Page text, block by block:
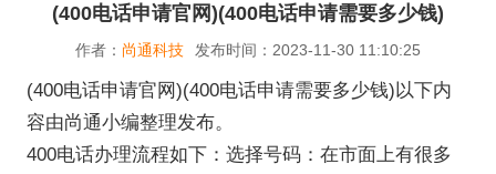
(400电话申请官网)(400电话申请需要多少钱)
作者： 尚通科技 发布时间： 2023-11-30 11:10:25
(400电话申请官网)(400电话申请需要多少钱)以下内
容由尚通小编整理发布。
400电话办理流程如下：选择号码：在市面上有很多